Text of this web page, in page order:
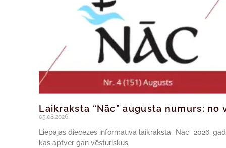
Laikraksta “Nāc” augusta numurs:
05.08.2026.
Liepājas diecēzes informatīvā laikraksta “Nāc” 2026.
kas aptver gan vēsturiskus